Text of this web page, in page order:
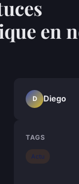
en
D Diego
TAGS
Actu